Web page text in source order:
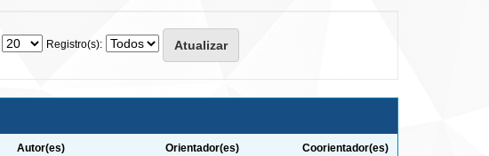
Registro(s):
Autor(es) Orientador(es) Coorientador(es)